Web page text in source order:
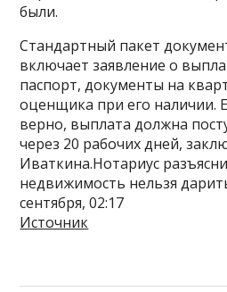
были.
Стандартный пакет
включает заявление о
паспорт, документы на
оценщика при его наличии.
верно, выплата должна
через 20 рабочих дней,
Иваткина.Нотариус
недвижимость нельзя
сентября, 02:17
Источник